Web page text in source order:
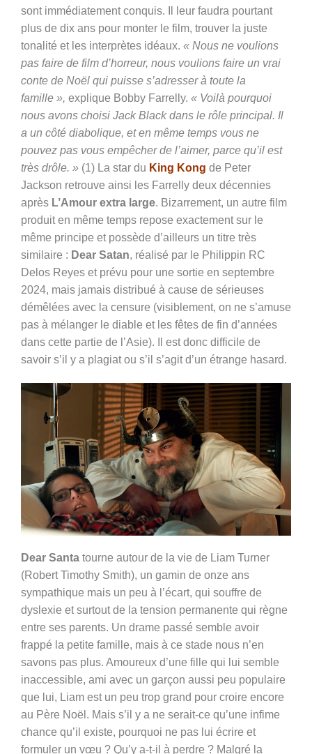
sont immédiatement conquis. Il leur faudra pourtant
plus de dix ans pour monter le film, trouver la juste
tonalité et les interprètes idéaux. « Nous ne voulions
pas faire de film d’horreur, nous voulions faire un vrai
conte de Noël qui puisse s’adresser à toute la
famille », explique Bobby Farrelly. « Voilà pourquoi
nous avons choisi Jack Black dans le rôle principal. Il
a un côté diabolique, et en même temps vous ne
pouvez pas vous empêcher de l’aimer, parce qu’il est
très drôle. » (1) La star du King Kong de Peter
Jackson retrouve ainsi les Farrelly deux décennies
après L’Amour extra large. Bizarrement, un autre film
produit en même temps repose exactement sur le
même principe et possède d’ailleurs un titre très
similaire : Dear Satan, réalisé par le Philippin RC
Delos Reyes et prévu pour une sortie en septembre
2024, mais jamais distribué à cause de sérieuses
démêlées avec la censure (visiblement, on ne s’amuse
pas à mélanger le diable et les fêtes de fin d’années
dans cette partie de l’Asie). Il est donc difficile de
savoir s’il y a plagiat ou s’il s’agit d’un étrange hasard.
Dear Santa tourne autour de la vie de Liam Turner
(Robert Timothy Smith), un gamin de onze ans
sympathique mais un peu à l’écart, qui souffre de
dyslexie et surtout de la tension permanente qui règne
entre ses parents. Un drame passé semble avoir
frappé la petite famille, mais à ce stade nous n’en
savons pas plus. Amoureux d’une fille qui lui semble
inaccessible, ami avec un garçon aussi peu populaire
que lui, Liam est un peu trop grand pour croire encore
au Père Noël. Mais s’il y a ne serait-ce qu’une infime
chance qu’il existe, pourquoi ne pas lui écrire et
formuler un vœu ? Qu’y a-t-il à perdre ? Malgré la